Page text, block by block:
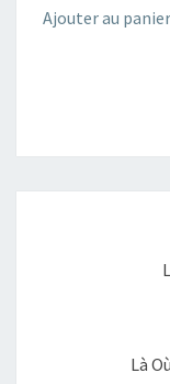
Ajouter au panier
Là